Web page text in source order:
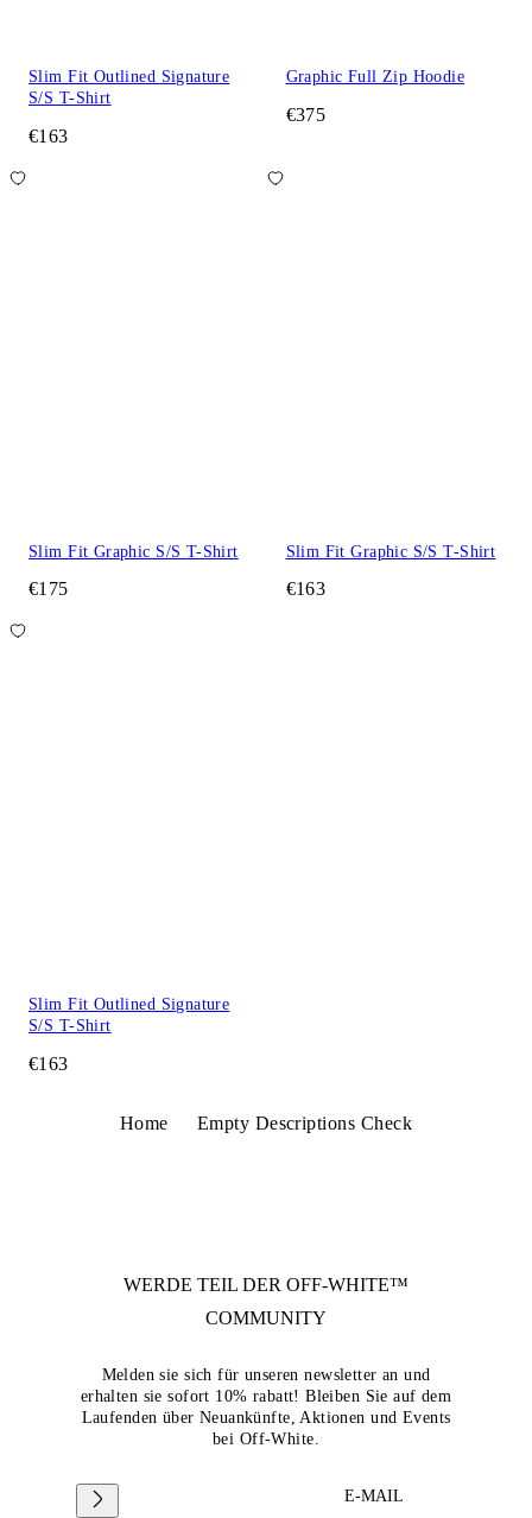
Slim Fit Outlined Signature
S/S T-Shirt
€163
Graphic Full Zip Hoodie
€375
Slim Fit Graphic S/S T-Shirt
€175
Slim Fit Graphic S/S T-Shirt
€163
Slim Fit Outlined Signature
S/S T-Shirt
€163
Home Empty Descriptions Check
WERDE TEIL DER OFF-WHITE™
COMMUNITY
Melden sie sich für unseren newsletter an und
erhalten sie sofort 10% rabatt! Bleiben Sie auf dem
Laufenden über Neuankünfte, Aktionen und Events
bei Off-White.
E-MAIL